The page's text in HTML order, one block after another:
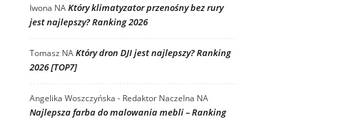
Iwona NAKtóry klimatyzator przenośny bez rury
jest najlepszy? Ranking 2026
Tomasz NAKtóry dron DJI jest najlepszy? Ranking
2026 [TOP7]
Angelika Woszczyńska - Redaktor Naczelna NA
Najlepsza farba do malowania mebli – Ranking